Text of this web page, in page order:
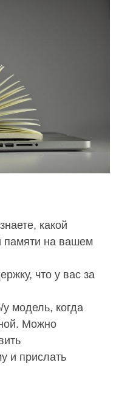
какой
памяти на вашем
что у вас за
модель, когда
Можно
и прислать